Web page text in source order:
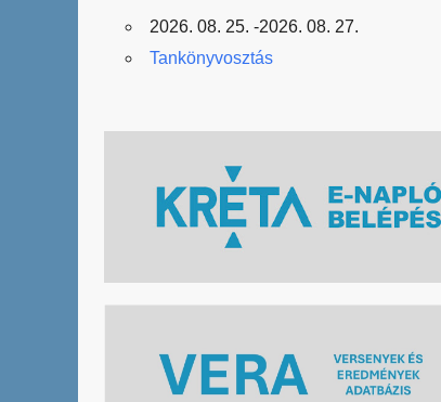
2026. 08. 25. -2026. 08. 27.
Tankönyvosztás